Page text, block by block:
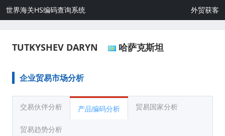
世界海关HS编码查询系统 外贸获客
TUTKYSHEV DARYN 哈萨克斯坦
企业贸易市场分析
交易伙伴分析 产品编码分析 贸易国家分析
贸易趋势分析